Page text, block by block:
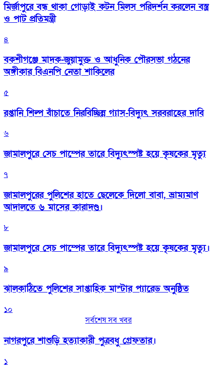
মির্জাপুরে বন্ধ থাকা গোড়াই কটন মিলস পরিদর্শন করলেন বস্ত্র
ও পাট প্রতিমন্ত্রী
৪
বকশীগঞ্জে মাদক-জুয়ামুক্ত ও আধুনিক পৌরসভা গঠনের
অঙ্গীকার বিএনপি নেতা শাকিলের
৫
রপ্তানি শিল্প বাঁচাতে নিরবিচ্ছিন্ন গ্যাস-বিদ্যুৎ সরবরাহের দাবি
৬
জামালপুরে সেচ পাম্পের তারে বিদ্যুৎস্পষ্ট হয়ে কৃষকের মৃত্যু
৭
জামালপুরের পুলিশের হাতে ছেলেকে দিলো বাবা, ভ্রাম্যমাণ
আদালতে ৬ মাসের কারাদণ্ড।
৮
জামালপুরে সেচ পাম্পের তারে বিদ্যুৎস্পষ্ট হয়ে কৃষকের মৃত্যু।
৯
‎ঝালকাঠিতে পুলিশের সাপ্তাহিক মাস্টার প্যারেড অনুষ্ঠিত
১০
সর্বশেষ সব খবর
নাগরপুরে শাশুড়ি হত্যাকারী পুত্রবধু গ্রেফতার।
১